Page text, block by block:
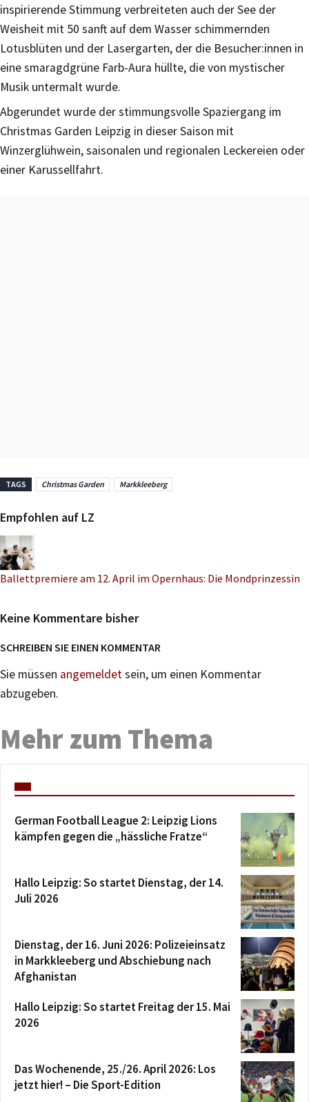
inspirierende Stimmung verbreiteten auch der See der
Weisheit mit 50 sanft auf dem Wasser schimmernden
Lotusblüten und der Lasergarten, der die Besucher:innen in
eine smaragdgrüne Farb-Aura hüllte, die von mystischer
Musik untermalt wurde.
Abgerundet wurde der stimmungsvolle Spaziergang im
Christmas Garden Leipzig in dieser Saison mit
Winzerglühwein, saisonalen und regionalen Leckereien oder
einer Karussellfahrt.
TAGS Christmas Garden Markkleeberg
Empfohlen auf LZ
Ballettpremiere am 12. April im Opernhaus: Die Mondprinzessin
Keine Kommentare bisher
SCHREIBEN SIE EINEN KOMMENTAR
Sie müssen angemeldetsein, um einen Kommentar
abzugeben.
Mehr zum Thema
German Football League 2: Leipzig Lions
kämpfen gegen die „hässliche Fratze“
Hallo Leipzig: So startet Dienstag, der 14.
Juli 2026
Dienstag, der 16. Juni 2026: Polizeieinsatz
in Markkleeberg und Abschiebung nach
Afghanistan
Hallo Leipzig: So startet Freitag der 15. Mai
2026
Das Wochenende, 25./26. April 2026: Los
jetzt hier! – Die Sport-Edition